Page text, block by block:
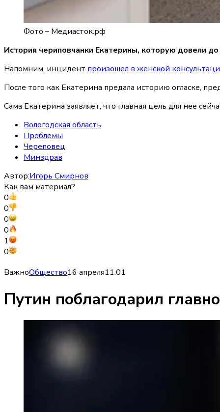
Фото – Медиасток.рф
История чериповчанки Екатерины, которую довели
Напомним, инцидент произошел в женской
После того как Екатерина предала историю огласке,
Сама Екатерина заявляет, что главная цель для нее
Вологодская область
Проблемы
Череповец
Минздрав
Автор:Игорь Смирнов
Как вам материал?
0
0
0
0
1
0
ВажноОбщество16 апреля11:01
Путин поблагодарил